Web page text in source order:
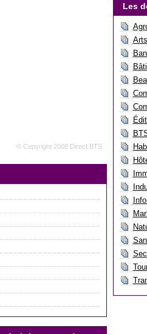
© Copyright 2008 Direct BTS
Les